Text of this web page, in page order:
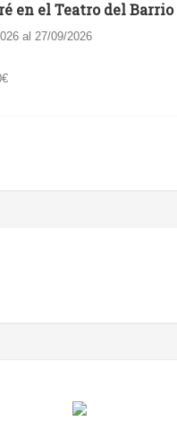
en el Teatro del Barrio
al 27/09/2026